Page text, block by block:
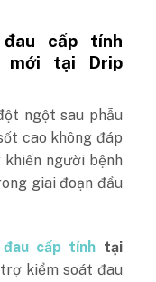
cấp tính
mới tại Drip
ngột sau phẫu
cao không đáp
người bệnh
giai đoạn đầu
cấp tính tại
kiểm soát đau